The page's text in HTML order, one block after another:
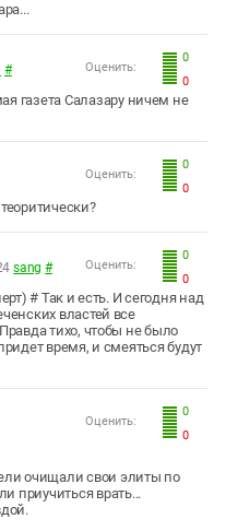
0
0
Оценить:
#
газета Салазару ничем не
0
0
Оценить:
0
0
Оценить:
sang #
# Так и есть. И сегодня над
властей все
тихо, чтобы не было
время, и смеяться будут
0
0
Оценить:
очищали свои элиты по
приучиться врать...